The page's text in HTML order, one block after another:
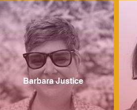
Barbara Justice